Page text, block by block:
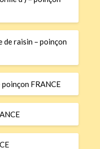
de raisin – poinçon
FRANCE